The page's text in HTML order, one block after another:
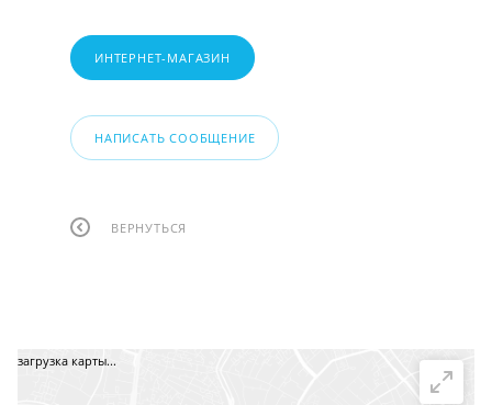
ИНТЕРНЕТ-МАГАЗИН
НАПИСАТЬ СООБЩЕНИЕ
ВЕРНУТЬСЯ
загрузка карты...